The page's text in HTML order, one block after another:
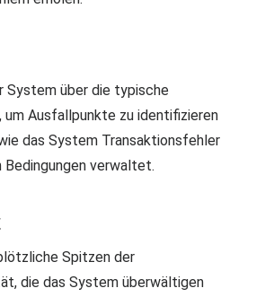
System über die typische
um Ausfallpunkte zu identifizieren
das System Transaktionsfehler
verwaltet.
Spitzen der
die das System überwältigen